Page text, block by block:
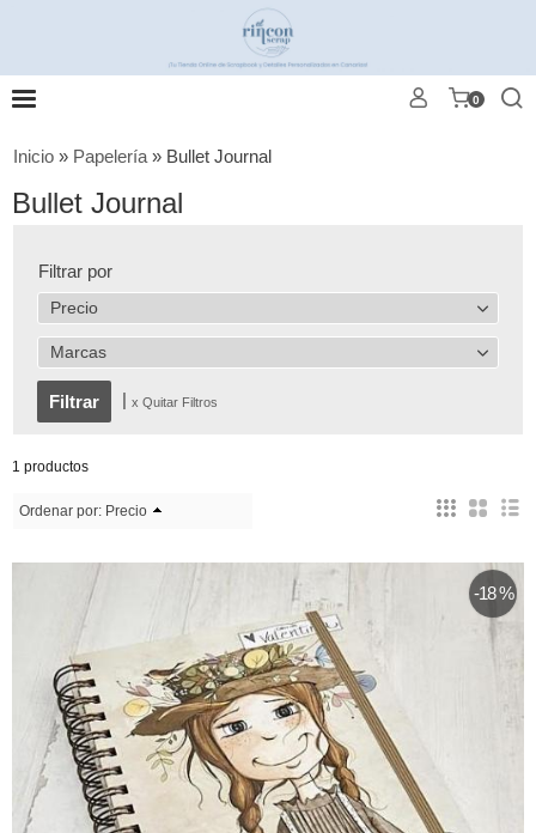
0
Inicio » Papelería» Bullet Journal
Bullet Journal
Filtrar por
Precio
Marcas
x Quitar Filtros
1 productos
Ordenar por: Precio
-18 %